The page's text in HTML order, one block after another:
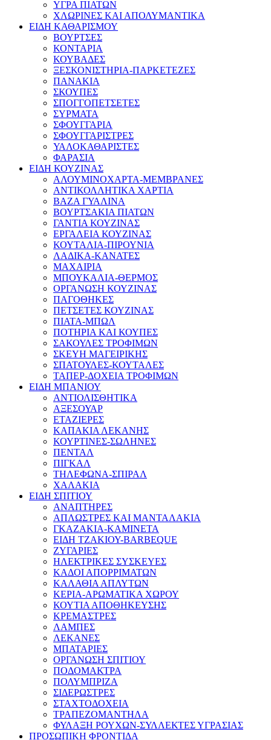
ΥΓΡΑ ΠΙΑΤΩΝ
ΧΛΩΡΙΝΕΣ ΚΑΙ ΑΠΟΛΥΜΑΝΤΙΚΑ
ΕΙΔΗ ΚΑΘΑΡΙΣΜΟΥ
ΒΟΥΡΤΣΕΣ
ΚΟΝΤΑΡΙΑ
ΚΟΥΒΑΔΕΣ
ΞΕΣΚΟΝΙΣΤΗΡΙΑ-ΠΑΡΚΕΤΕΖΕΣ
ΠΑΝΑΚΙΑ
ΣΚΟΥΠΕΣ
ΣΠΟΓΓΟΠΕΤΣΕΤΕΣ
ΣΥΡΜΑΤΑ
ΣΦΟΥΓΓΑΡΙΑ
ΣΦΟΥΓΓΑΡΙΣΤΡΕΣ
ΥΑΛΟΚΑΘΑΡΙΣΤΕΣ
ΦΑΡΑΣΙΑ
ΕΙΔΗ ΚΟΥΖΙΝΑΣ
ΑΛΟΥΜΙΝΟΧΑΡΤΑ-ΜΕΜΒΡΑΝΕΣ
ΑΝΤΙΚΟΛΛΗΤΙΚΑ ΧΑΡΤΙΑ
ΒΑΖΑ ΓΥΑΛΙΝΑ
ΒΟΥΡΤΣΑΚΙΑ ΠΙΑΤΩΝ
ΓΑΝΤΙΑ ΚΟΥΖΙΝΑΣ
ΕΡΓΑΛΕΙΑ ΚΟΥΖΙΝΑΣ
ΚΟΥΤΑΛΙΑ-ΠΙΡΟΥΝΙΑ
ΛΑΔΙΚΑ-ΚΑΝΑΤΕΣ
ΜΑΧΑΙΡΙΑ
ΜΠΟΥΚΑΛΙΑ-ΘΕΡΜΟΣ
ΟΡΓΑΝΩΣΗ ΚΟΥΖΙΝΑΣ
ΠΑΓΟΘΗΚΕΣ
ΠΕΤΣΕΤΕΣ ΚΟΥΖΙΝΑΣ
ΠΙΑΤΑ-ΜΠΩΛ
ΠΟΤΗΡΙΑ ΚΑΙ ΚΟΥΠΕΣ
ΣΑΚΟΥΛΕΣ ΤΡΟΦΙΜΩΝ
ΣΚΕΥΗ ΜΑΓΕΙΡΙΚΗΣ
ΣΠΑΤΟΥΛΕΣ-ΚΟΥΤΑΛΕΣ
ΤΑΠΕΡ-ΔΟΧΕΙΑ ΤΡΟΦΙΜΩΝ
ΕΙΔΗ ΜΠΑΝΙΟΥ
ΑΝΤΙΟΛΙΣΘΗΤΙΚΑ
ΑΞΕΣΟΥΑΡ
ΕΤΑΖΙΕΡΕΣ
ΚΑΠΑΚΙΑ ΛΕΚΑΝΗΣ
ΚΟΥΡΤΙΝΕΣ-ΣΩΛΗΝΕΣ
ΠΕΝΤΑΛ
ΠΙΓΚΑΛ
ΤΗΛΕΦΩΝΑ-ΣΠΙΡΑΛ
ΧΑΛΑΚΙΑ
ΕΙΔΗ ΣΠΙΤΙΟΥ
ΑΝΑΠΤΗΡΕΣ
ΑΠΛΩΣΤΡΕΣ ΚΑΙ ΜΑΝΤΑΛΑΚΙΑ
ΓΚΑΖΑΚΙΑ-ΚΑΜΙΝΕΤΑ
ΕΙΔΗ ΤΖΑΚΙΟΥ-BARBEQUE
ΖΥΓΑΡΙΕΣ
ΗΛΕΚΤΡΙΚΕΣ ΣΥΣΚΕΥΕΣ
ΚΑΔΟΙ ΑΠΟΡΡΙΜΑΤΩΝ
ΚΑΛΑΘΙΑ ΑΠΛΥΤΩΝ
ΚΕΡΙΑ-ΑΡΩΜΑΤΙΚΑ ΧΩΡΟΥ
ΚΟΥΤΙΑ ΑΠΟΘΗΚΕΥΣΗΣ
ΚΡΕΜΑΣΤΡΕΣ
ΛΑΜΠΕΣ
ΛΕΚΑΝΕΣ
ΜΠΑΤΑΡΙΕΣ
ΟΡΓΑΝΩΣΗ ΣΠΙΤΙΟΥ
ΠΟΔΟΜΑΚΤΡΑ
ΠΟΛΥΜΠΡΙΖΑ
ΣΙΔΕΡΩΣΤΡΕΣ
ΣΤΑΧΤΟΔΟΧΕΙΑ
ΤΡΑΠΕΖΟΜΑΝΤΗΛΑ
ΦΥΛΑΞΗ ΡΟΥΧΩΝ-ΣΥΛΛΕΚΤΕΣ ΥΓΡΑΣΙΑΣ
ΠΡΟΣΩΠΙΚΗ ΦΡΟΝΤΙΔΑ